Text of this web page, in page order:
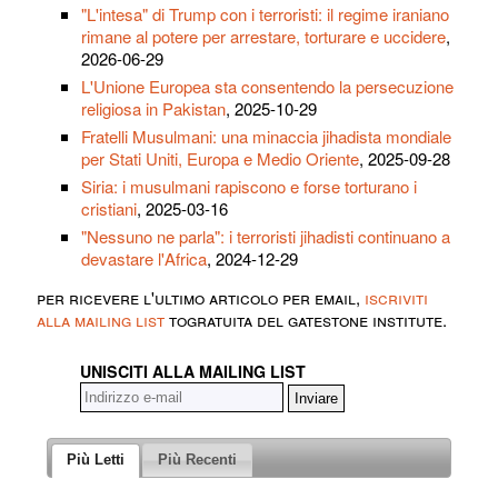
"L'intesa" di Trump con i terroristi: il regime iraniano
rimane al potere per arrestare, torturare e uccidere,
2026-06-29
L'Unione Europea sta consentendo la persecuzione
religiosa in Pakistan, 2025-10-29
Fratelli Musulmani: una minaccia jihadista mondiale
per Stati Uniti, Europa e Medio Oriente, 2025-09-28
Siria: i musulmani rapiscono e forse torturano i
cristiani, 2025-03-16
"Nessuno ne parla": i terroristi jihadisti continuano a
devastare l'Africa, 2024-12-29
per ricevere l'ultimo articolo per email, iscriviti
alla mailing listtogratuita del gatestone institute.
UNISCITI ALLA MAILING LIST
Più Letti Più Recenti